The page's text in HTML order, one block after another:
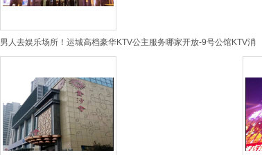
男人去娱乐场所！运城高档豪华KTV公主服务哪家开放-9号公馆KTV消